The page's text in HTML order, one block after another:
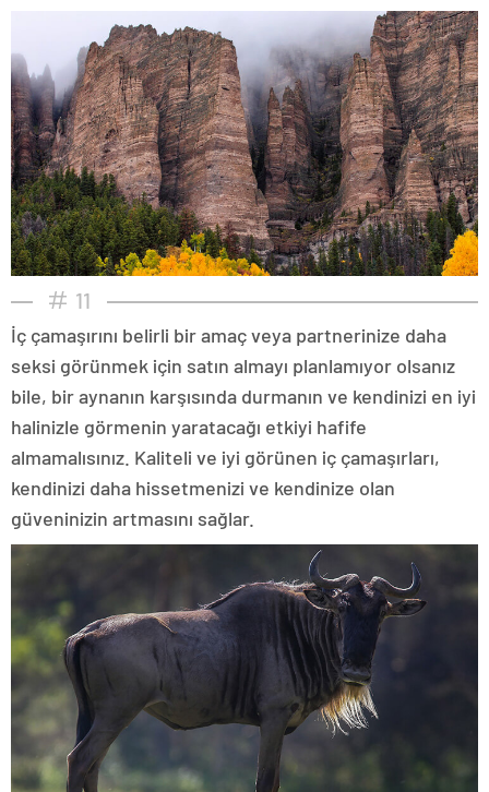
11
İç çamaşırını belirli bir amaç veya partnerinize daha
seksi görünmek için satın almayı planlamıyor olsanız
bile, bir aynanın karşısında durmanın ve kendinizi en iyi
halinizle görmenin yaratacağı etkiyi hafife
almamalısınız. Kaliteli ve iyi görünen iç çamaşırları,
kendinizi daha hissetmenizi ve kendinize olan
güveninizin artmasını sağlar.